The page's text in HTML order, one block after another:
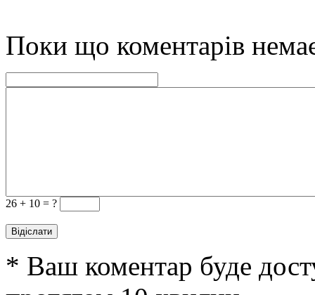
Поки що коментарів
26 + 10 = ?
* Ваш коментар буде